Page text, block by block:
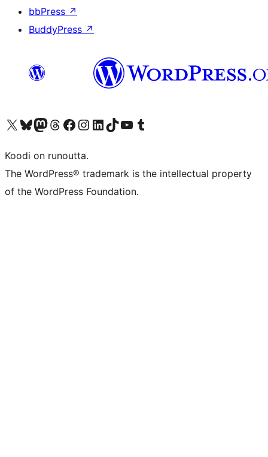
bbPress ↗
BuddyPress ↗
Visit our X (formerly Twitter) account
Visit our Bluesky account
Visit our Mastodon account
Visit our Threads account
Visit our Facebook page
Visit our Instagram account
Visit our LinkedIn account
Visit our TikTok account
Näytä YouTube-kanava
Visit our Tumblr account
Koodi on runoutta.
The WordPress® trademark is the intellectual property
of the WordPress Foundation.